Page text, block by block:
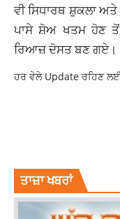
ਵੀ ਸਿਧਾਰਥ ਸ਼ੁਕਲਾ
ਪਾਸੇ ਸ਼ੋਅ ਖਤਮ ਹੋਣ
ਰਿਆਜ਼ ਦੋਸਤ ਬਣ ਗਏ।
ਹਰ ਵੇਲੇ Update ਰਹਿਣ
ਤਾਜ਼ਾ ਖਬਰਾਂ